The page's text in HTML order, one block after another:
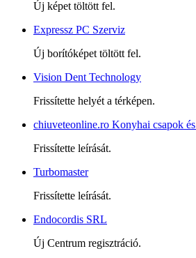
Új képet töltött fel.
Expressz PC Szerviz
Új borítóképet töltött fel.
Vision Dent Technology
Frissítette helyét a térképen.
chiuveteonline.ro Konyhai csapok
Frissítette leírását.
Turbomaster
Frissítette leírását.
Endocordis SRL
Új Centrum regisztráció.